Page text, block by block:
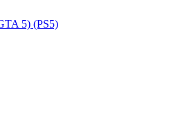
5) (PS5)